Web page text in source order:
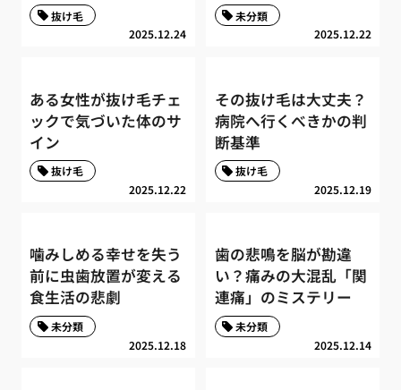
2025.12.24
抜け毛
2025.12.22
未分類
ある女性が抜け毛チェ
ックで気づいた体のサ
イン
2025.12.22
抜け毛
その抜け毛は大丈夫？
病院へ行くべきかの判
断基準
2025.12.19
抜け毛
噛みしめる幸せを失う
前に虫歯放置が変える
食生活の悲劇
2025.12.18
未分類
歯の悲鳴を脳が勘違
い？痛みの大混乱「関
連痛」のミステリー
2025.12.14
未分類